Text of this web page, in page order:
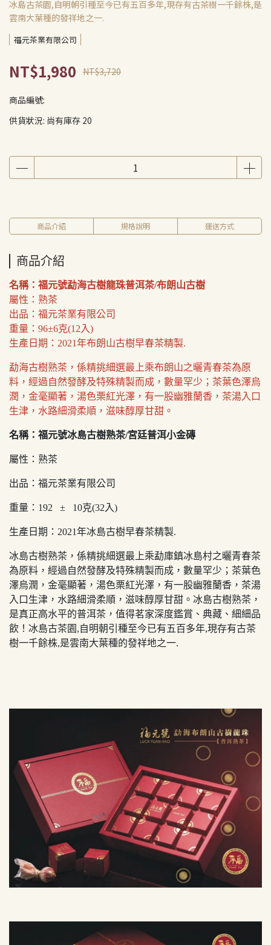
冰島古茶園,自明朝引種至今已有五百多年,現存有古茶樹一千餘株,是
雲南大葉種的發祥地之一.
福元茶業有限公司
NT$1,980 NT$3,720
商品編號:
供貨狀況: 尚有庫存 20
商品介紹 規格說明 運送方式
商品介紹
名稱：福元號勐海古樹龍珠普洱茶/布朗山古樹
屬性：熟茶
出品：福元茶業有限公司
重量：96±6克(12入)
生產日期：2021年布朗山古樹早春茶精製.
勐海古樹熟茶，係精挑細選最上乘布朗山之曬青春茶為原
料，經過自然發酵及特殊精製而成，數量罕少；茶葉色澤烏
潤，金毫顯著，湯色栗紅光澤，有一股幽雅蘭香，茶湯入口
生津，水路細滑柔順，滋味醇厚甘甜。
名稱：福元號冰島古樹熟茶/宮廷普洱小金磚
屬性：熟茶
出品：福元茶業有限公司
重量：192 ± 10克(32入)
生產日期：2021年冰島古樹早春茶精製.
冰島古樹熟茶，係精挑細選最上乘勐庫鎮冰島村之曬青春茶
為原料，經過自然發酵及特殊精製而成，數量罕少；茶葉色
澤烏潤，金毫顯著，湯色栗紅光澤，有一股幽雅蘭香，茶湯
入口生津，水路細滑柔順，滋味醇厚甘甜。冰島古樹熟茶，
是真正高水平的普洱茶，值得茗家深度鑑賞、典藏、細細品
飲！冰島古茶園,自明朝引種至今已有五百多年,現存有古茶
樹一千餘株,是雲南大葉種的發祥地之一.